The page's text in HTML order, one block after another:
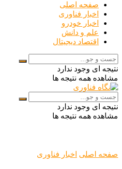
صفحه اصلی
اخبار فناوری
اخبار خودرو
علم و دانش
اقتصاد دیجیتال
نتیجه ای وجود ندارد
مشاهده همه نتیجه ها
نتیجه ای وجود ندارد
مشاهده همه نتیجه ها
صفحه اصلی اخبار فناوری